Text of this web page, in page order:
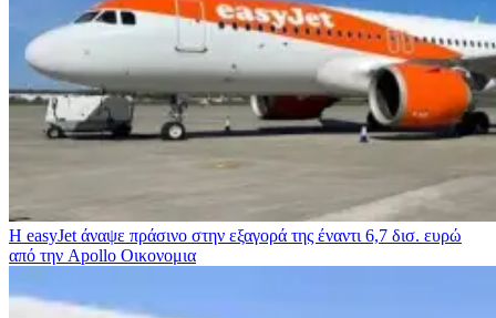
Η easyJet άναψε πράσινο στην εξαγορά της έναντι 6,7 δισ. ευρώ
από την Apollo Οικονομια